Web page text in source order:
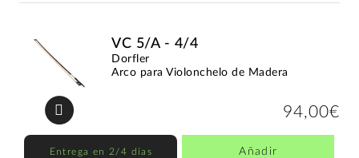
VC 5/A - 4/4
Dorfler
Arco para Violonchelo de Madera
94,00€
Entrega en 2/4 días Añadir